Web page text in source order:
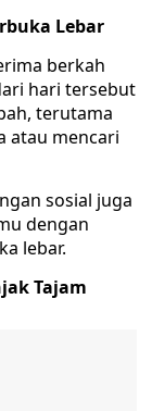
Lebar
berkah
hari tersebut
terutama
atau mencari
sosial juga
dengan
lebar.
Tajam